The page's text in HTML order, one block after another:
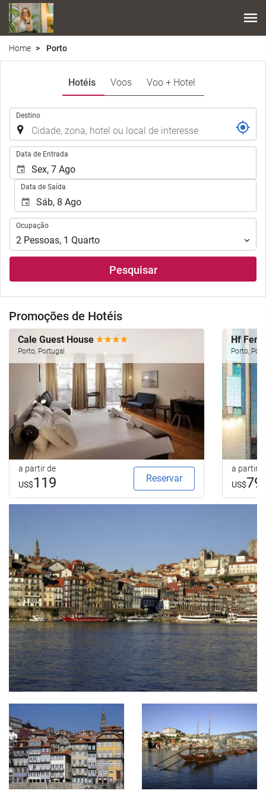
Home Porto
Hotéis Voos Voo + Hotel
Destino
Data de Entrada
Data de Saída
Ocupação
Ocupação
2 Pessoas, 1 Quarto
Pesquisar
Promoções de Hotéis
Cale Guest House
Porto, Portugal
a partir de
US$119 Reservar
Hf
Porto,
a partir
US$79